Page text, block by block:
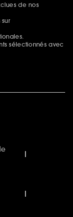
de nos
sélectionnés avec